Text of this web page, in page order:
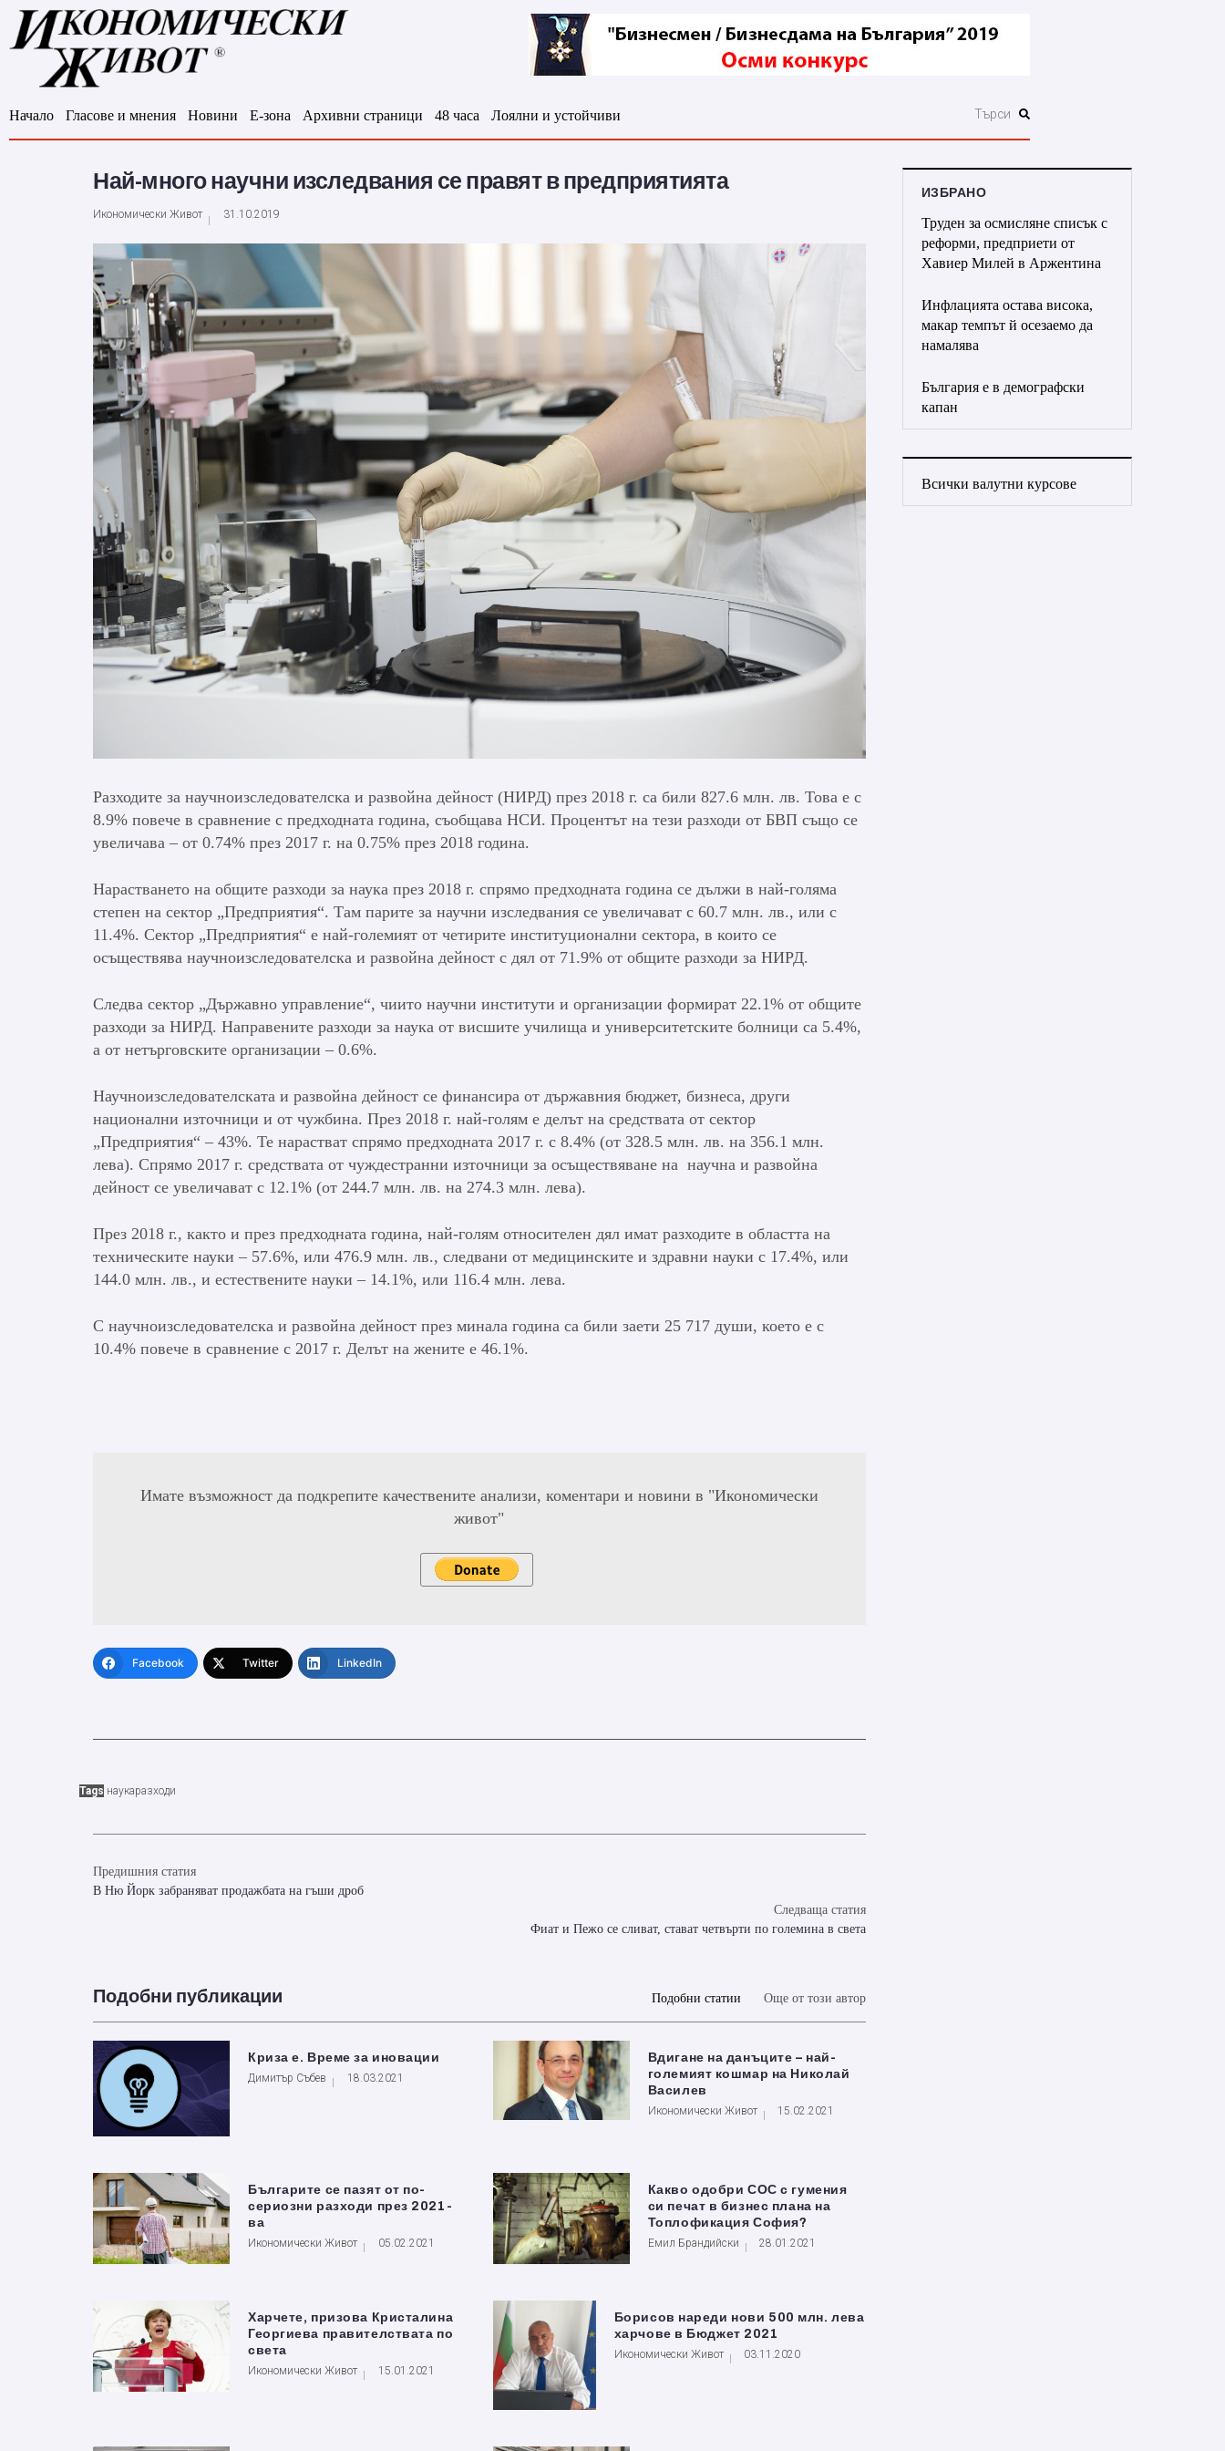
Начало Гласове и мнения Новини Е-зона Архивни страници 48 часа Лоялни и устойчиви
Най-много научни изследвания се правят в предприятията
Икономически Живот 31.10.2019
Разходите за научноизследователска и развойна дейност (НИРД) през 2018 г. са били 827.6 млн. лв. Това е с
8.9% повече в сравнение с предходната година, съобщава НСИ. Процентът на тези разходи от БВП също се
увеличава – от 0.74% през 2017 г. на 0.75% през 2018 година.
Нарастването на общите разходи за наука през 2018 г. спрямо предходната година се дължи в най-голяма
степен на сектор „Предприятия“. Там парите за научни изследвания се увеличават с 60.7 млн. лв., или с
11.4%. Сектор „Предприятия“ е най-големият от четирите институционални сектора, в които се
осъществява научноизследователска и развойна дейност с дял от 71.9% от общите разходи за НИРД.
Следва сектор „Държавно управление“, чиито научни институти и организации формират 22.1% от общите
разходи за НИРД. Направените разходи за наука от висшите училища и университетските болници са 5.4%,
а от нетърговските организации – 0.6%.
Научноизследователската и развойна дейност се финансира от държавния бюджет, бизнеса, други
национални източници и от чужбина. През 2018 г. най-голям е делът на средствата от сектор
„Предприятия“ – 43%. Те нарастват спрямо предходната 2017 г. с 8.4% (от 328.5 млн. лв. на 356.1 млн.
лева). Спрямо 2017 г. средствата от чуждестранни източници за осъществяване на научна и развойна
дейност се увеличават с 12.1% (от 244.7 млн. лв. на 274.3 млн. лева).
През 2018 г., както и през предходната година, най-голям относителен дял имат разходите в областта на
техническите науки – 57.6%, или 476.9 млн. лв., следвани от медицинските и здравни науки с 17.4%, или
144.0 млн. лв., и естествените науки – 14.1%, или 116.4 млн. лева.
С научноизследователска и развойна дейност през минала година са били заети 25 717 души, което е с
10.4% повече в сравнение с 2017 г. Делът на жените е 46.1%.
Имате възможност да подкрепите качествените анализи, коментари и новини в "Икономически
живот"
Facebook Twitter LinkedIn
Tags наукаразходи
Предишния статия
В Ню Йорк забраняват продажбата на гъши дроб
Следваща статия
Фиат и Пежо се сливат, стават четвърти по големина в света
Подобни публикации Подобни статии Още от този автор
Криза е. Време за иновации
Димитър Събев 18.03.2021
Вдигане на данъците – най-
големият кошмар на Николай
Василев
Икономически Живот 15.02.2021
Българите се пазят от по-
сериозни разходи през 2021-
ва
Икономически Живот 05.02.2021
Какво одобри СОС с гумения
си печат в бизнес плана на
Топлофикация София?
Емил Брандийски 28.01.2021
Харчете, призова Кристалина
Георгиева правителствата по
света
Икономически Живот 15.01.2021
Борисов нареди нови 500 млн. лева
харчове в Бюджет 2021
Икономически Живот 03.11.2020
ИЗБРАНО
Труден за осмисляне списък с
реформи, предприети от
Хавиер Милей в Аржентина
Инфлацията остава висока,
макар темпът й осезаемо да
намалява
България е в демографски
капан
Всички валутни курсове